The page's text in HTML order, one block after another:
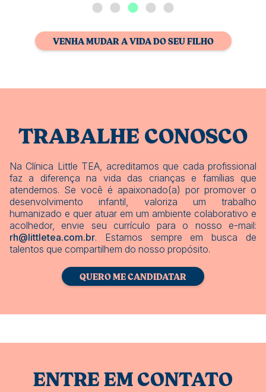
VENHA MUDAR A VIDA DO SEU FILHO
TRABALHE CONOSCO
Na Clínica Little TEA, acreditamos que cada profissional
faz a diferença na vida das crianças e famílias que
atendemos. Se você é apaixonado(a) por promover o
desenvolvimento infantil, valoriza um trabalho
humanizado e quer atuar em um ambiente colaborativo e
acolhedor, envie seu currículo para o nosso e-mail:
rh@littletea.com.br. Estamos sempre em busca de
talentos que compartilhem do nosso propósito.
QUERO ME CANDIDATAR
ENTRE EM CONTATO